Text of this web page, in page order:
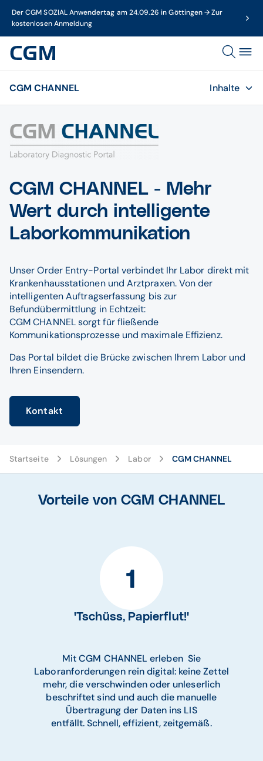
Der CGM SOZIAL Anwendertag am 24.09.26 in Göttingen → Zur
kostenlosen Anmeldung
CGM CHANNEL Inhalte
CGM CHANNEL - Mehr
Wert durch intelligente
Laborkommunikation
Unser Order Entry-Portal verbindet Ihr Labor direkt mit
Krankenhausstationen und Arztpraxen. Von der
intelligenten Auftragserfassung bis zur
Befundübermittlung in Echtzeit:
CGM CHANNEL sorgt für fließende
Kommunikationsprozesse und maximale Effizienz.
Das Portal bildet die Brücke zwischen Ihrem Labor und
Ihren Einsendern.
Kontakt
Startseite Lösungen Labor CGM CHANNEL
Vorteile von CGM CHANNEL
'Tschüss, Papierflut!'
Mit CGM CHANNEL erleben Sie
Laboranforderungen rein digital: keine Zettel
mehr, die verschwinden oder unleserlich
beschriftet sind und auch die manuelle
Übertragung der Daten ins LIS
entfällt. Schnell, effizient, zeitgemäß.